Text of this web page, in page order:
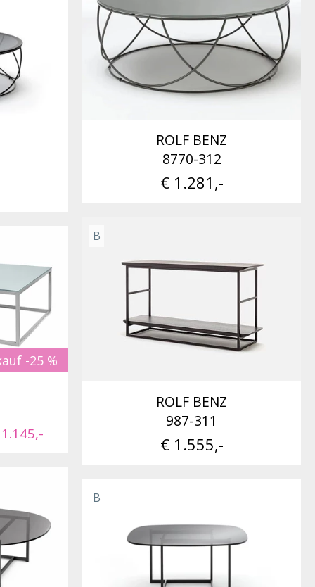
ROLF BENZ
8770-312
€ 1.281,-
B
ROLF BENZ
987-311
€ 1.555,-
-25 %
B